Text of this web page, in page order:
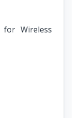
for Wireless